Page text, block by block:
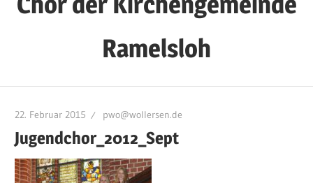
Ramelsloh
22. Februar 2015 pwo@wollersen.de
Jugendchor_2012_Sept